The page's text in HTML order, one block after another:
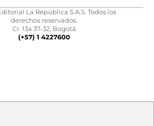
La República S.A.S. Todos los
derechos reservados.
Cr. 13a 37-32, Bogotá
(+57) 1 4227600